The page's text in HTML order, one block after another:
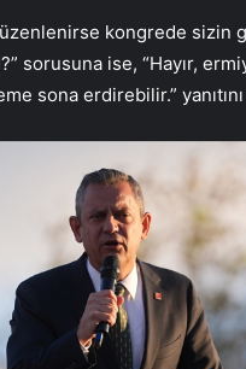
kongrede sizin
sorusuna ise, “Hayır,
sona erdirebilir.”